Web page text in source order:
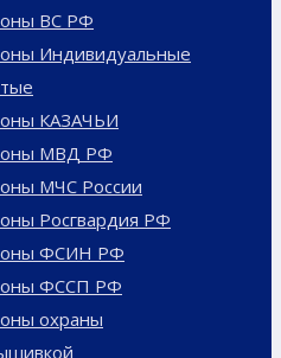
ВС РФ
Индивидуальные
КАЗАЧЬИ
МВД РФ
МЧС России
Росгвардия РФ
ФСИН РФ
ФССП РФ
охраны